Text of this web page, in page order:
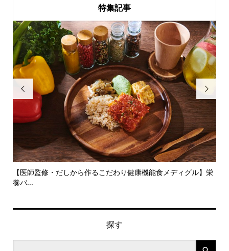
特集記事

【医師監修・だしから作るこだわり健康機能食メディグル】栄
養バ...

探す